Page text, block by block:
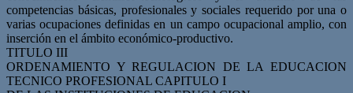
competencias básicas, profesionales y sociales requerido por una o
varias ocupaciones definidas en un campo ocupacional amplio, con
inserción en el ámbito económico-productivo.
TITULO III
ORDENAMIENTO Y REGULACION DE LA EDUCACION
TECNICO PROFESIONAL CAPITULO I